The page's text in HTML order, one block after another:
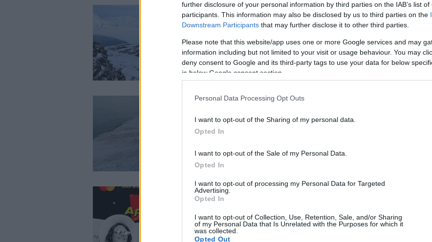
further disclosure of your personal information by third parties on the IAB’s list of
participants. This information may also be disclosed by us to third parties on the
Downstream Participants that may further disclose it to other third parties.
Please note that this website/app uses one or more Google services and may
information including but not limited to your visit or usage behaviour. You may
deny consent to Google and its third-party tags to use your data for below
in below Google consent section.
Personal Data Processing Opt Outs
I want to opt-out of the Sharing of my personal data.
Opted In
I want to opt-out of the Sale of my Personal Data.
Opted In
I want to opt-out of processing my Personal Data for Targeted
Advertising.
Opted In
I want to opt-out of Collection, Use, Retention, Sale, and/or Sharing
of my Personal Data that Is Unrelated with the Purposes for which it
was collected.
Opted Out
ΖΩΗ 03/12/2024 07:13
Πώς είναι να ζεις στο νορβηγικό
Longyearbyen, στη βορειότερη
πόλη του κόσμου -Μια κουκκίδα
κοντά στον Βόρειο Πόλο
ΖΩΗ 09/11/2024 12:40
της Γης -Σε ένα απομακρυσμένο
-34 βαθμούς
ΟΙΚΟΝΟΜΙΑ 06/09/2024 13:37
Mastercard και Skroutz σε